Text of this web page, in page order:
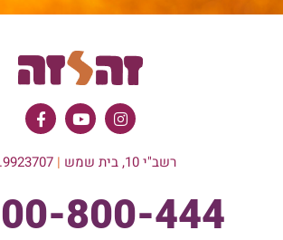
רשב"י 10, בית שמש |
800-444